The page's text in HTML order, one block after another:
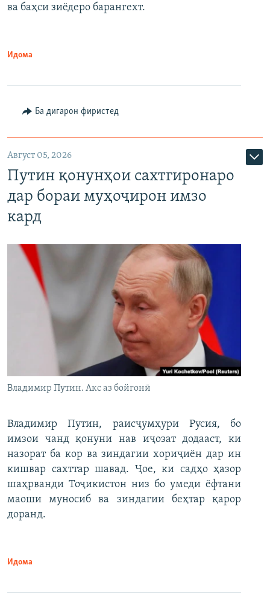
ва баҳси зиёдеро барангехт.
Идома
Ба дигарон фиристед
Август 05, 2026
Путин қонунҳои сахтгиронаро
дар бораи муҳоҷирон имзо
кард
Владимир Путин. Акс аз бойгонӣ
Владимир Путин, раисҷумҳури Русия, бо
имзои чанд қонуни нав иҷозат додааст, ки
назорат ба кор ва зиндагии хориҷиён дар ин
кишвар сахттар шавад. Ҷое, ки садҳо ҳазор
шаҳрванди Тоҷикистон низ бо умеди ёфтани
маоши муносиб ва зиндагии беҳтар қарор
доранд.
Идома